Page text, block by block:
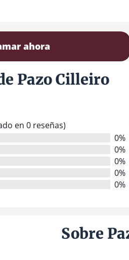
ahora
Pazo Cilleiro
en 0 reseñas)
0%
0%
0%
0%
0%
Sobre